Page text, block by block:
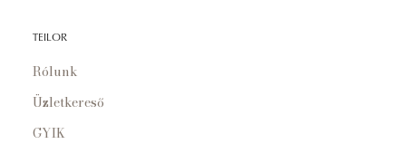
TEILOR
Rólunk
Üzletkereső
GYIK